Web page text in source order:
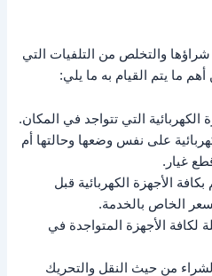
والتخلص من التلفيات التي
ما يتم القيام به ما يلي:
الكهربائية التي تتواجد في المكان.
على نفس وضعها وحالتها أم
غيار.
الأجهزة الكهربائية قبل
الخاص بالخدمة.
الأجهزة المتواجدة في
من حيث النقل والتحريك